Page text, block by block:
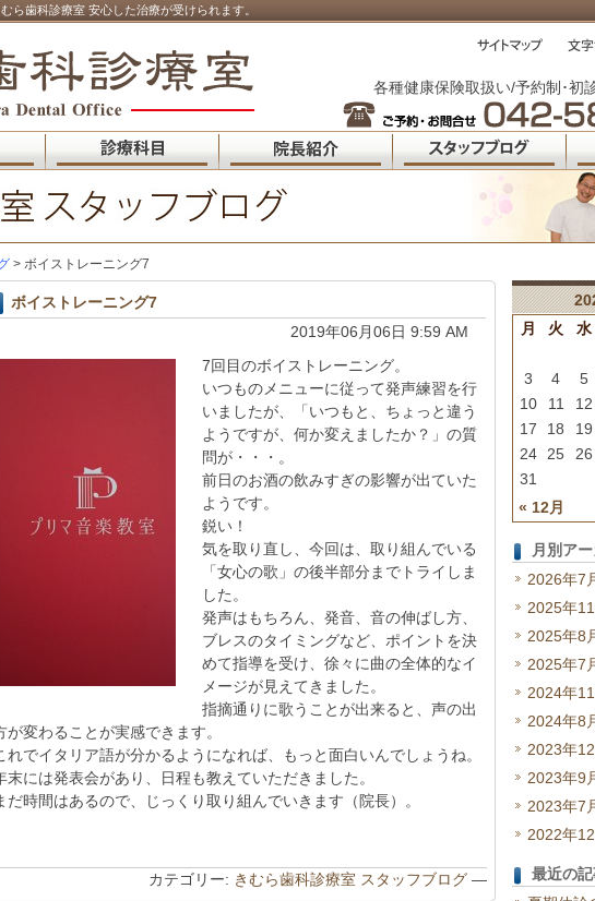
ら歯科診療室 安心した治療が受けられます。
各種健康保険取扱い/予約制･初
> ボイストレーニング7
ボイストレーニング7
2019年06月06日 9:59 AM
7回目のボイストレーニング。
いつものメニューに従って発声練習を行
いましたが、「いつもと、ちょっと違う
ようですが、何か変えましたか？」の質
問が・・・。
前日のお酒の飲みすぎの影響が出ていた
ようです。
鋭い！
気を取り直し、今回は、取り組んでいる
「女心の歌」の後半部分までトライしま
した。
発声はもちろん、発音、音の伸ばし方、
ブレスのタイミングなど、ポイントを決
めて指導を受け、徐々に曲の全体的なイ
メージが見えてきました。
指摘通りに歌うことが出来ると、声の出
が変わることが実感できます。
れでイタリア語が分かるようになれば、もっと面白いんでしょうね。
末には発表会があり、日程も教えていただきました。
だ時間はあるので、じっくり取り組んでいきます（院長）。
カテゴリー: きむら歯科診療室 スタッフブログ—
月
火 水
« 12月
3
4 5
10
11 12
17
18 19
24
25 26
31
月別ア
2026年7
2025年
2025年8
2025年7
2024年
2024年8
2023年
2023年9
2023年7
2022年
最近の